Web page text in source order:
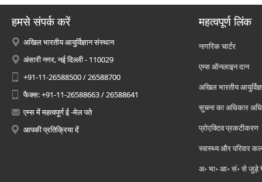
हमसे संपर्क करें
अखिल भारतीय आयुर्विज्ञान संस्थान
अंसारी नगर, नई दिल्ली - 110029
+91-11-26588500 / 26588700
फैक्स: +91-11-26588663 / 26588641
एम्स में महत्वपूर्ण ई -मेल पते
आपकी प्रतिक्रिया दें
महत्वपूर्ण लिंक
नागरिक चार्टर
एम्स ऑनलाइन दान
अखिल भारतीय
सूचना का अधिकार
प्रोएक्टिव प्रकटीकरण
स्वास्थ्य और परिवार
अ॰ भा॰ आ॰ सं॰ से जुड़े